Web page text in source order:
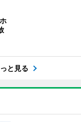
と見る